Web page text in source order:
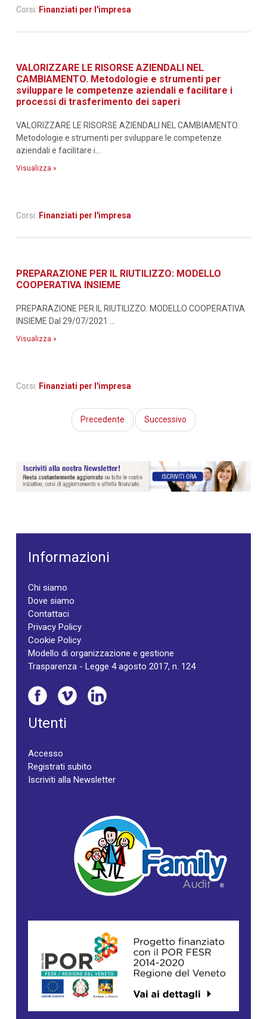
Corsi: Finanziati per l'impresa
VALORIZZARE LE RISORSE AZIENDALI NEL
CAMBIAMENTO. Metodologie e strumenti per
sviluppare le competenze aziendali e facilitare i
processi di trasferimento dei saperi
VALORIZZARE LE RISORSE AZIENDALI NEL CAMBIAMENTO.
Metodologie e strumenti per sviluppare le competenze
aziendali e facilitare i...
Visualizza »
Corsi: Finanziati per l'impresa
PREPARAZIONE PER IL RIUTILIZZO: MODELLO
COOPERATIVA INSIEME
PREPARAZIONE PER IL RIUTILIZZO: MODELLO COOPERATIVA
INSIEME Dal 29/07/2021 ...
Visualizza »
Corsi: Finanziati per l'impresa
Precedente Successivo
Informazioni
Chi siamo
Dove siamo
Contattaci
Privacy Policy
Cookie Policy
Modello di organizzazione e gestione
Trasparenza - Legge 4 agosto 2017, n. 124
Utenti
Accesso
Registrati subito
Iscriviti alla Newsletter